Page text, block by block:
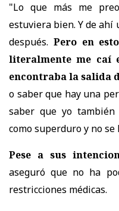
"Lo que más me
estuviera bien. Y de ahí
después. Pero en
literalmente me caí
encontraba la salida
o saber que hay una
saber que yo
como superduro y no
Pese a sus
aseguró que no ha
restricciones médicas.